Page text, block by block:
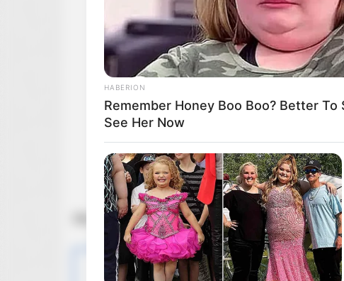
Zdj. AMC
HABERION
Remember Honey Boo Boo? Better To
See Her Now